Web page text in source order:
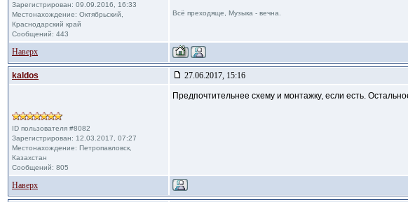
Зарегистрирован: 09.09.2016, 16:33
Местонахождение: Октябрьский,
Краснодарский край
Сообщений: 443
Всё преходяще, Музыка - вечна.
Наверх
kaldos 27.06.2017, 15:16
ID пользователя #8082
Зарегистрирован: 12.03.2017, 07:27
Местонахождение: Петропавловск,
Казахстан
Сообщений: 805
Предпочтительнее схему и монтажку, если есть.
Наверх